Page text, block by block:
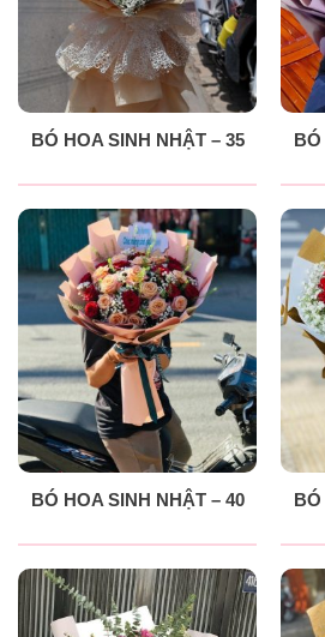
BÓ HOA SINH NHẬT – 35 BÓ
BÓ HOA SINH NHẬT – 40 BÓ